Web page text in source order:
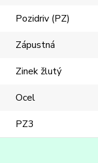
Pozidriv (PZ)
Zápustná
Zinek žlutý
Ocel
PZ3